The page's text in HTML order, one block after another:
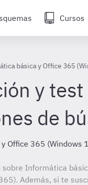
Cursos
básica y Office 365
y test
de
Office 365 (Windows
sobre Informática
Además, si te